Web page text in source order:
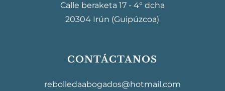
Calle beraketa 17 - 4° dcha
20304 Irún (Guipúzcoa)
CONTÁCTANOS
rebolledaabogados@hotmail.com